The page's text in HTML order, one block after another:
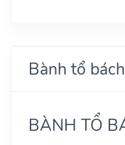
Bành tổ
BÀNH TỔ